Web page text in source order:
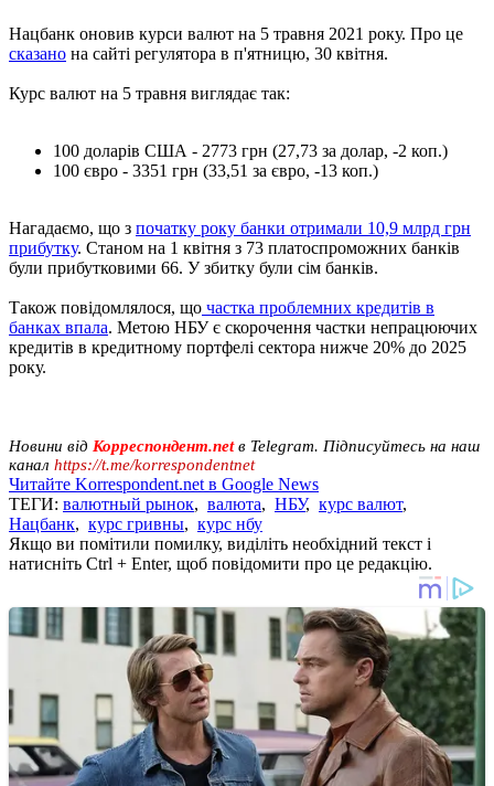
Нацбанк оновив курси валют на 5 травня 2021 року. Про це
сказано на сайті регулятора в п'ятницю, 30 квітня.
Курс валют на 5 травня виглядає так:
100 доларів США - 2773 грн (27,73 за долар, -2 коп.)
100 євро - 3351 грн (33,51 за євро, -13 коп.)
Нагадаємо, що з початку року банки отримали 10,9 млрд грн
прибутку. Станом на 1 квітня з 73 платоспроможних банків
були прибутковими 66. У збитку були сім банків.
Також повідомлялося, що частка проблемних кредитів в
банках впала. Метою НБУ є скорочення частки непрацюючих
кредитів в кредитному портфелі сектора нижче 20% до 2025
року.
Новини від Корреспондент.netв Telegram. Підписуйтесь на наш
канал https://t.me/korrespondentnet
Читайте Korrespondent.net в Google News
ТЕГИ: валютный рынок, валюта, НБУ, курс валют,
Нацбанк, курс гривны, курс нбу
Якщо ви помітили помилку, виділіть необхідний текст і
натисніть Ctrl + Enter, щоб повідомити про це редакцію.